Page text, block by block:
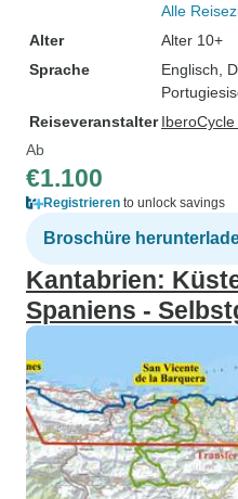
Alle
Alter
Alter 10+
Sprache
Englisch,
Reiseveranstalter IberoCycle
Ab
€1.100
Registrieren to unlock savings
Broschüre
Kantabrien:
Spaniens -